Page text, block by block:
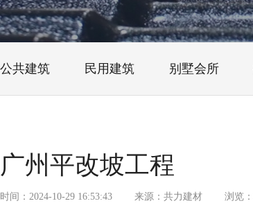
公共建筑 民用建筑 别墅会所
广州平改坡工程
时间：2024-10-29 16:53:43 来源：共力建材 浏览：